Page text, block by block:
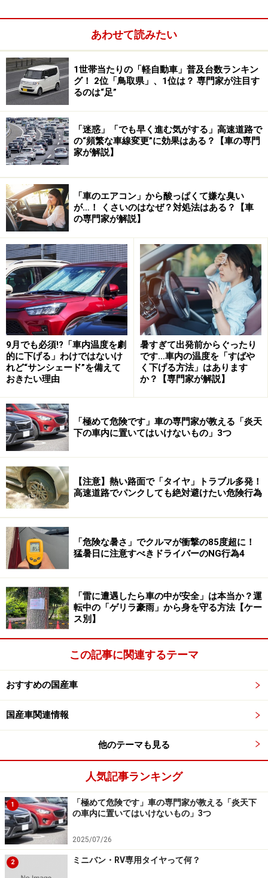
ホンダの参考出品車「N-TRUCK」とトレーラー「N-
CAMP」。残念ながら市販化の可能性はないようだが、N-
BOXをベースにしたピックアップトラックとコンパクトなト
レーラーは注目の的だった
まずは年々キャンピングカーに力を入れている自動車メ
ーカーから。ホンダが出展した「N-TRUCK」は、軽自動
車のN-BOXを大胆にも50cmカットし、ピックアップトラ
ックにカスタマイズされた参考出品車で、「N-TRUCK」
用の「N-CAMP」用キャンピングカートレーラーもセッ
トで展示され、大きな注目を集めた。
「N-TRUCK」は牽引免許がなくても牽引ができる重量に収ま
っていて、大人2人がくつろげる空間になっている
「N-TRUCK」はあえてスペースを引き去り、牽引免許不
要で牽引できる「N-CAMP」を連結することで大人2人が
トレーラー内でゆったり過ごせるという、新たな足し算
を提案したユニークなモデル。残念ながら参考出品車で
市販化の可能性はほとんどないとのことだが、発売され
れば話題を集めそうだ。
日産が「究極のスマートバーベキューカー」と呼ぶ、商
用電気自動車e-NV200ベースのバーベキューカーもユニ
ーク。スイッチひとつでバーベキューが始められる電気
グリルや冷蔵庫、シンク付キッチン、調理道具、生ゴミ
処理機などの引き出し式になっていて、車外に引き出し
て使えるもの。
日産が出展したコンセプトカーの「究極のスマートバーベキ
ューカー」。クラウドファンディングで出資を募り、2500万
円を出資した人に1台限定でオーダーメイド提供も予定して
さらに、クラウドファンディングにより一般から出資を
募り、支援するとバーベキューイベントやパーティなど
の招待などのイベントに参加できるほか、さらに2500万
円の支援をした限定1人には「究極のスマートバーベキ
あわせて読みたい
1世帯当たりの「軽自動車」普及台数ランキン
グ！ 2位「鳥取県」、1位は？ 専門家が注目す
るのは“足”
「迷惑」「でも早く進む気がする」高速道路で
の“頻繁な車線変更”に効果はある？【車の専門
家が解説】
「車のエアコン」から酸っぱくて嫌な臭い
が…！ くさいのはなぜ？対処法はある？【車
の専門家が解説】
9月でも必須!?「車内温度を劇
的に下げる」わけではないけ
れど“サンシェード”を備えて
おきたい理由
暑すぎて出発前からぐったり
です…車内の温度を「すばや
く下げる方法」はあります
か？【専門家が解説】
「極めて危険です」車の専門家が教える「炎天
下の車内に置いてはいけないもの」3つ
【注意】熱い路面で「タイヤ」トラブル多発！
高速道路でパンクしても絶対避けたい危険行為
「危険な暑さ」でクルマが衝撃の85度超に！
猛暑日に注意すべきドライバーのNG行為4
「雷に遭遇したら車の中が安全」は本当か？運
転中の「ゲリラ豪雨」から身を守る方法【ケー
ス別】
この記事に関連するテーマ
おすすめの国産車
国産車関連情報
他のテーマも見る
人気記事ランキング
1
「極めて危険です」車の専門家が教える「炎天下
の車内に置いてはいけないもの」3つ
2025/07/26
2 ミニバン・RV専用タイヤって何？